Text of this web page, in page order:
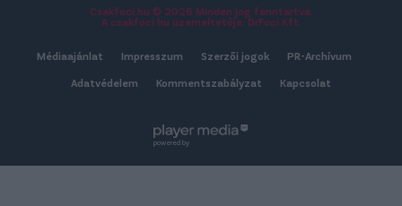
Csakfoci.hu © 2026 Minden jog fenntartva.
A csakfoci.hu üzemeltetője: DrFoci Kft.
Médiaajánlat Impresszum Szerzői jogok PR-Archívum
Adatvédelem Kommentszabályzat Kapcsolat
powered by